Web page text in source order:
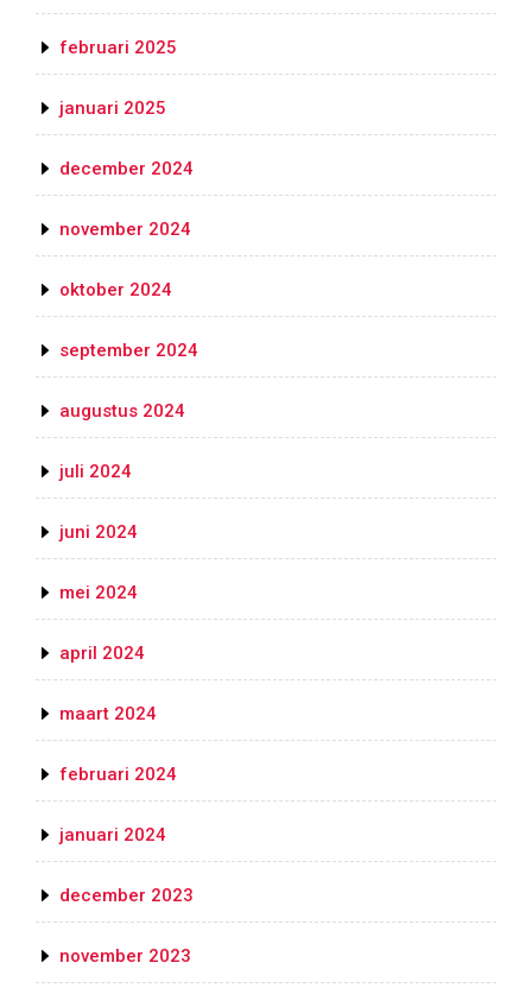
februari 2025
januari 2025
december 2024
november 2024
oktober 2024
september 2024
augustus 2024
juli 2024
juni 2024
mei 2024
april 2024
maart 2024
februari 2024
januari 2024
december 2023
november 2023